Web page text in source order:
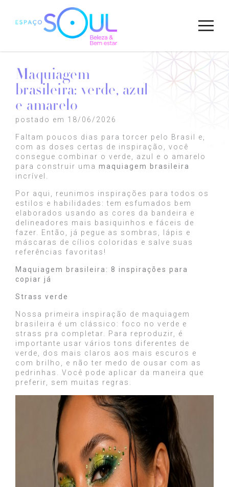
Maquiagem
brasileira: verde, azul
e amarelo
postado em 18/06/2026
Faltam poucos dias para torcer pelo Brasil e,
com as doses certas de inspiração, você
consegue combinar o verde, azul e o amarelo
para construir uma maquiagem brasileira
incrível.
Por aqui, reunimos inspirações para todos os
estilos e habilidades: tem esfumados bem
elaborados usando as cores da bandeira e
delineadores mais basiquinhos e fáceis de
fazer. Então, já pegue as sombras, lápis e
máscaras de cílios coloridas e salve suas
referências favoritas!
Maquiagem brasileira: 8 inspirações para
copiar já
Strass verde
Nossa primeira inspiração de maquiagem
brasileira é um clássico: foco no verde e
strass pra completar. Para reproduzir, é
importante usar vários tons diferentes de
verde, dos mais claros aos mais escuros e
com brilho, e não ter medo de ousar com as
pedrinhas. Você pode aplicar da maneira que
preferir, sem muitas regras.